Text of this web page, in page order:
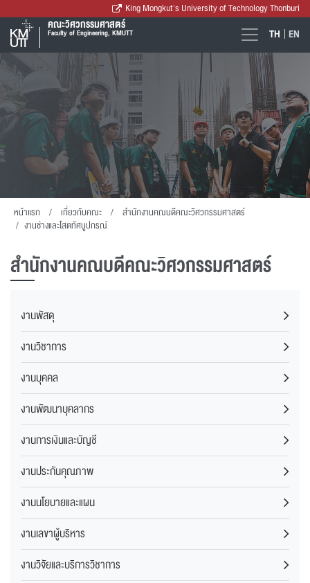
King Mongkut's University of Technology Thonburi
คณะวิศวกรรมศาสตร์
Faculty of Engineering, KMUTT TH EN
หน้าแรก เกี่ยวกับคณะ
สำนักงานคณบดีคณะวิศวกรรมศาสตร์
งานช่างและโสตทัศนูปกรณ์
สำนักงานคณบดีคณะวิศวกรรมศาสตร์
งานพัสดุ
งานวิชาการ
งานบุคคล
งานพัฒนาบุคลากร
งานการเงินและบัญชี
งานประกันคุณภาพ
งานนโยบายและแผน
งานเลขาผู้บริหาร
งานวิจัยและบริการวิชาการ